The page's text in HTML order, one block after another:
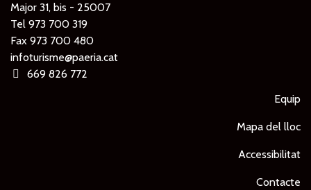
Major 31, bis - 25007
Tel 973 700 319
Fax 973 700 480
infoturisme@paeria.cat
669 826 772
Equip
Mapa del lloc
Accessibilitat
Contacte